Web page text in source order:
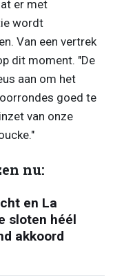
er met
wordt
Van een vertrek
dit moment. "De
aan om het
goed te
van onze
nu:
en La
sloten héél
akkoord